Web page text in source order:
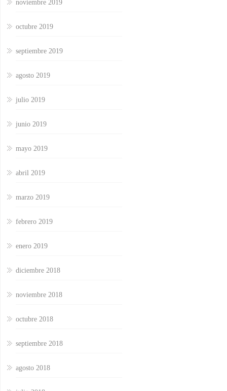
noviembre 2019
octubre 2019
septiembre 2019
agosto 2019
julio 2019
junio 2019
mayo 2019
abril 2019
marzo 2019
febrero 2019
enero 2019
diciembre 2018
noviembre 2018
octubre 2018
septiembre 2018
agosto 2018